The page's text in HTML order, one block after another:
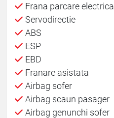
Frana parcare electrica
Servodirectie
ABS
ESP
EBD
Franare asistata
Airbag sofer
Airbag scaun pasager
Airbag genunchi sofer